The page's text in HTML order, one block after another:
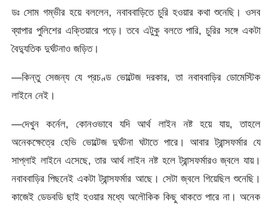
ডঃ সোম গম্ভীর হয়ে বললেন, নবাববাড়িতে চুরি হওয়ার কথা শুনেছি। ওসব
ব্যাপার পুলিশের এক্তিয়ারে পড়ে। তবে এটুকু বলতে পারি, চুরির সঙ্গে একটা
বৈদ্যুতিক দুর্ঘটনাও জড়িত।
—কিন্তু সেজন্য যে প্রচণ্ড ভোল্টেজ দরকার, তা নবাববাড়ির ডোমেস্টিক
লাইনে নেই।
—দেখুন কর্নেল, কোনওভাবে যদি আর্থ লাইন নষ্ট হয়ে যায়, তাহলে
অনেকক্ষেত্রে হেভি ভোল্টেজ দুর্ঘটনা ঘটাতে পারে। আবার ট্রান্সফর্মার যে
সাপ্লাই লাইনে এসেছে, তার আর্থ লাইন নষ্ট হলে ট্রান্সফর্মারও জ্বলে যায়।
নবাববাড়ির পিছনেই একটা ট্রান্সফর্মার আছে। সেটা জ্বলে গিয়েছিল শুনেছি।
কাজেই ডেডবডি ছাই হওয়ার মধ্যে অলৌকিক কিছু থাকতে পারে না। অনেক